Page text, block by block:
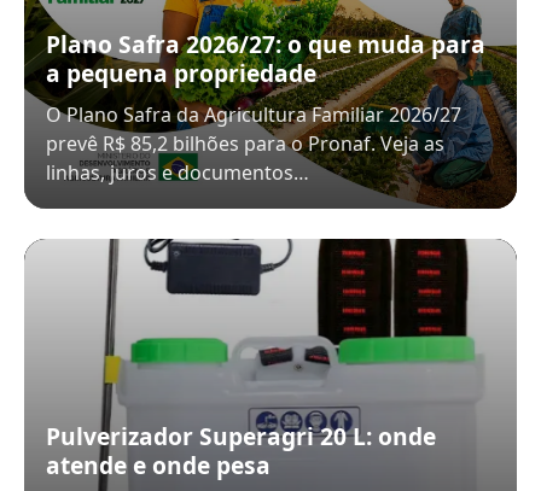
Plano Safra 2026/27: o que muda para
a pequena propriedade
O Plano Safra da Agricultura Familiar 2026/27
prevê R$ 85,2 bilhões para o Pronaf. Veja as
linhas, juros e documentos…
Pulverizador Superagri 20 L: onde
atende e onde pesa